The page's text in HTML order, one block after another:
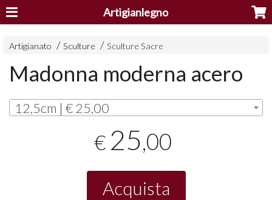
Artigianlegno
Artigianato Sculture Sculture Sacre
Madonna moderna acero
12,5cm | € 25,00
€ 25,00
Acquista